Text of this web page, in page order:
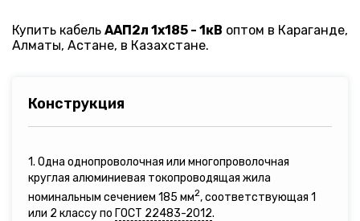
Купить кабель ААП2л 1х185 - 1кВ оптом в Караганде,
Алматы, Астане, в Казахстане.
Конструкция
1. Одна однопроволочная или многопроволочная
круглая алюминиевая токопроводящая жила
номинальным сечением 185 мм2, соответствующая 1
или 2 классу по ГОСТ 22483-2012.